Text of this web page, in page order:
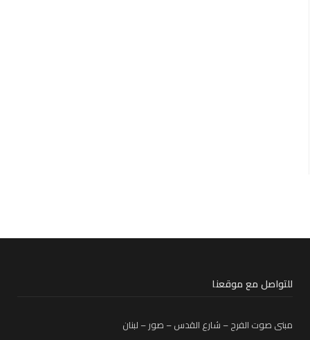
للتواصل مع موقعنا
مبنى صوت الفرح – شارع القدس – صور – لبنان